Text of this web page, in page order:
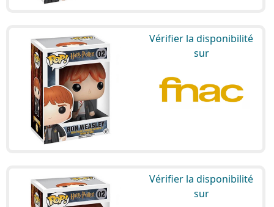
Vérifier la disponibilité
sur
Vérifier la disponibilité
sur